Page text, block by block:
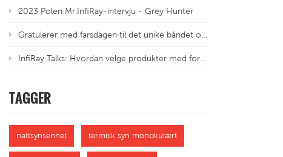
2023 Polen Mr.InfiRay-intervju - Grey Hunter
Gratulerer med farsdagen·til det unike båndet og ærede tradisjonene
InfiRay Talks: Hvordan velge produkter med forskjellige oppløsninger for termiske sensorer bedre?
TAGGER
nattsynsenhet termisk syn monokulært